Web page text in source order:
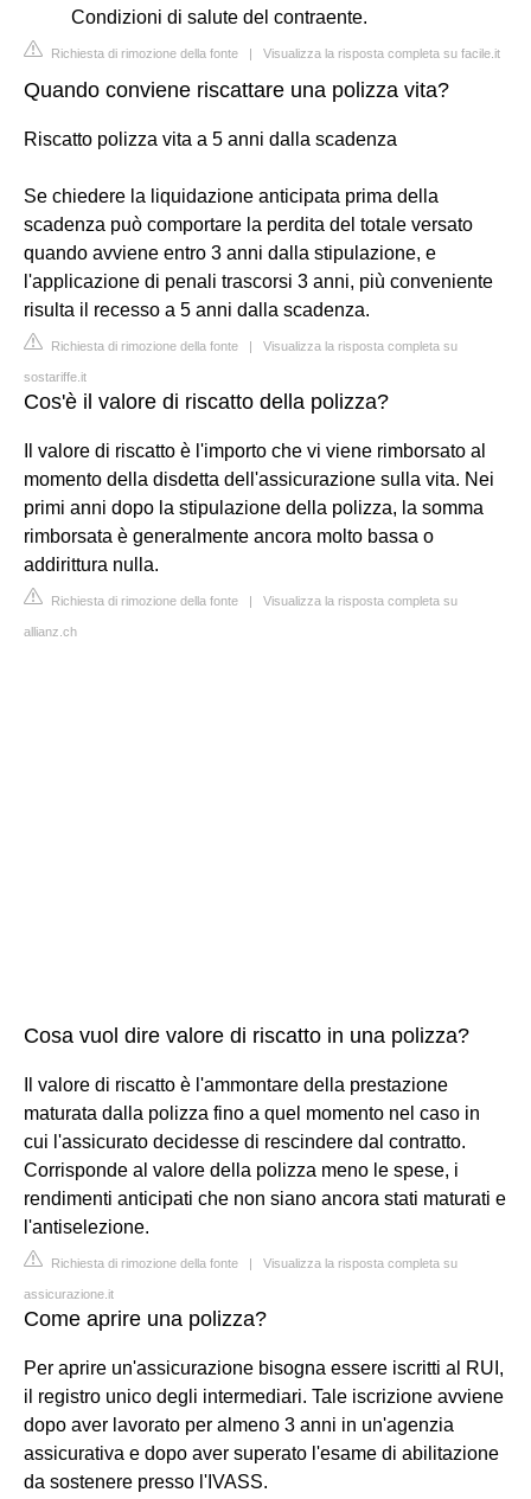
Condizioni di salute del contraente.
Richiesta di rimozione della fonte | Visualizza la risposta completa su facile.it
Quando conviene riscattare una polizza vita?
Riscatto polizza vita a 5 anni dalla scadenza
Se chiedere la liquidazione anticipata prima della
scadenza può comportare la perdita del totale versato
quando avviene entro 3 anni dalla stipulazione, e
l'applicazione di penali trascorsi 3 anni, più conveniente
risulta il recesso a 5 anni dalla scadenza.
Richiesta di rimozione della fonte | Visualizza la risposta completa su
sostariffe.it
Cos'è il valore di riscatto della polizza?
Il valore di riscatto è l'importo che vi viene rimborsato al
momento della disdetta dell'assicurazione sulla vita. Nei
primi anni dopo la stipulazione della polizza, la somma
rimborsata è generalmente ancora molto bassa o
addirittura nulla.
Richiesta di rimozione della fonte | Visualizza la risposta completa su
allianz.ch
Cosa vuol dire valore di riscatto in una polizza?
Il valore di riscatto è l'ammontare della prestazione
maturata dalla polizza fino a quel momento nel caso in
cui l'assicurato decidesse di rescindere dal contratto.
Corrisponde al valore della polizza meno le spese, i
rendimenti anticipati che non siano ancora stati maturati e
l'antiselezione.
Richiesta di rimozione della fonte | Visualizza la risposta completa su
assicurazione.it
Come aprire una polizza?
Per aprire un'assicurazione bisogna essere iscritti al RUI,
il registro unico degli intermediari. Tale iscrizione avviene
dopo aver lavorato per almeno 3 anni in un'agenzia
assicurativa e dopo aver superato l'esame di abilitazione
da sostenere presso l'IVASS.